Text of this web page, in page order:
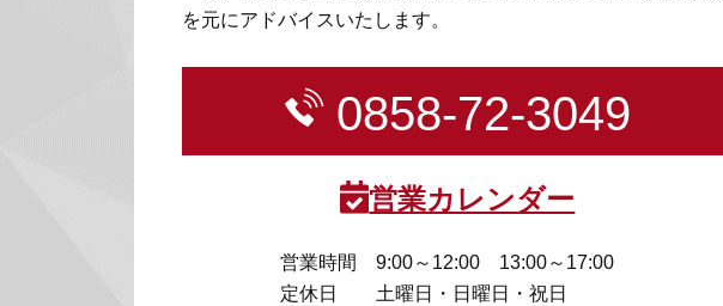
を元にアドバイスいたします。
0858-72-3049
営業カレンダー
営業時間
9:00～12:00 13:00～17:00
定休日
土曜日・日曜日・祝日